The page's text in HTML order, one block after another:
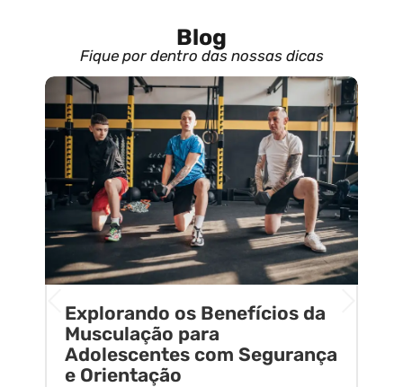
Blog
Fique por dentro das nossas dicas
Explorando os Benefícios da
Musculação para
Adolescentes com Segurança
e Orientação